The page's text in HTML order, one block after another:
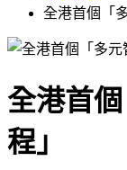
全港首個「
全港首
程」